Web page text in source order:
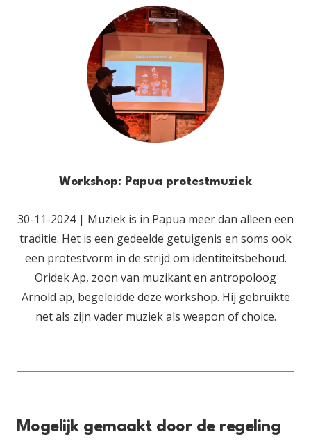
Workshop: Papua protestmuziek
30-11-2024 | Muziek is in Papua meer dan alleen een
traditie. Het is een gedeelde getuigenis en soms ook
een protestvorm in de strijd om identiteitsbehoud.
Oridek Ap, zoon van muzikant en antropoloog
Arnold ap, begeleidde deze workshop. Hij gebruikte
net als zijn vader muziek als weapon of choice.
Mogelijk gemaakt door de regeling